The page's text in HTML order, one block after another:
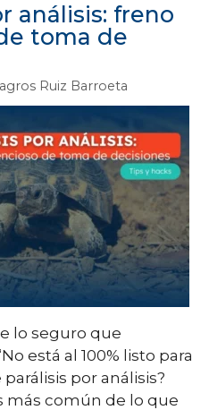
análisis: freno
toma de
Ruiz Barroeta
lo seguro que
está al 100% listo para
por análisis?
más común de lo que